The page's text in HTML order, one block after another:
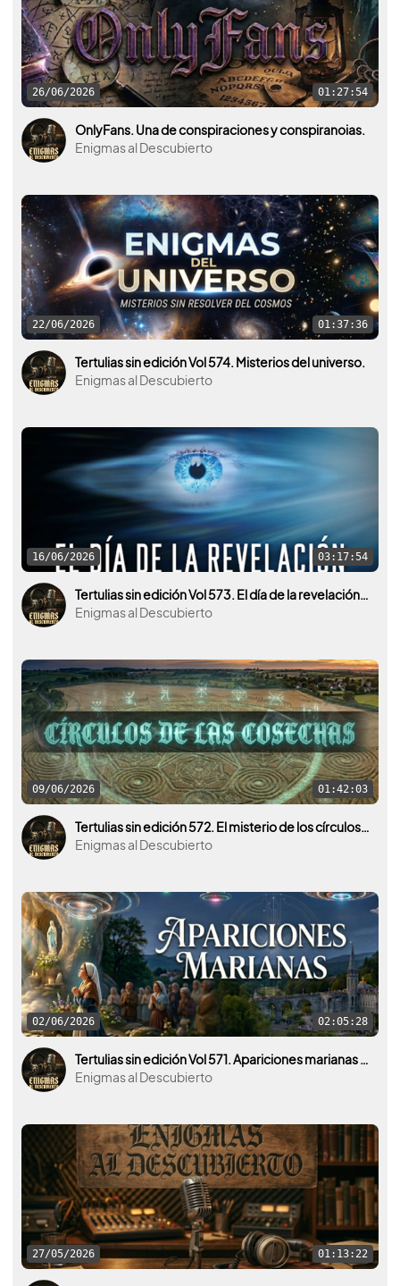
26/06/2026 01:27:54
OnlyFans. Una de conspiraciones y conspiranoias.
Enigmas al Descubierto
22/06/2026 01:37:36
Tertulias sin edición Vol 574. Misterios del universo.
Enigmas al Descubierto
16/06/2026 03:17:54
Tertulias sin edición Vol 573. El día de la revelación ¿El día de qué?
Enigmas al Descubierto
09/06/2026 01:42:03
Tertulias sin edición 572. El misterio de los círculos de las cosechas.
Enigmas al Descubierto
02/06/2026 02:05:28
Tertulias sin edición Vol 571. Apariciones marianas ¿Qué hay detrás del fenómeno y qué lo provoca?
Enigmas al Descubierto
27/05/2026 01:13:22